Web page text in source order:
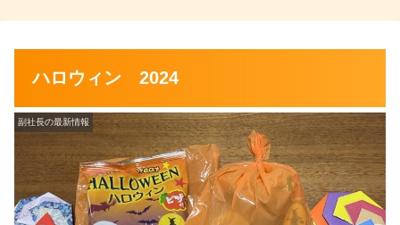
ハロウィン 2024
副社長の最新情報